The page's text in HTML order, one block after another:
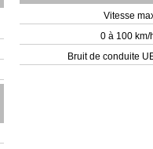
Vitesse
0 à 100 km/
Bruit de conduite